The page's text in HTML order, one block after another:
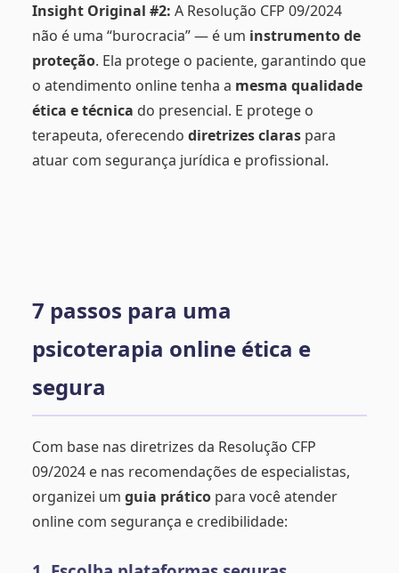
Insight Original #2: A Resolução CFP 09/2024
não é uma “burocracia” — é um instrumento de
proteção. Ela protege o paciente, garantindo que
o atendimento online tenha a mesma qualidade
ética e técnica do presencial. E protege o
terapeuta, oferecendo diretrizes claras para
atuar com segurança jurídica e profissional.
7 passos para uma
psicoterapia online ética e
segura
Com base nas diretrizes da Resolução CFP
09/2024 e nas recomendações de especialistas,
organizei um guia prático para você atender
online com segurança e credibilidade: